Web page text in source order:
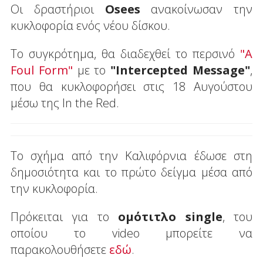
Οι δραστήριοιOsees ανακοίνωσαν την
κυκλοφορία ενός νέου δίσκου.
Το συγκρότημα, θα διαδεχθεί το περσινό "A
Foul Form" με το "Intercepted Message",
που θα κυκλοφορήσει στις 18 Αυγούστου
μέσω της In the Red.
Το σχήμα από την Καλιφόρνια έδωσε στη
δημοσιότητα και το πρώτο δείγμα μέσα από
την κυκλοφορία.
Πρόκειται για το ομότιτλο single, του
οποίου το video μπορείτε να
παρακολουθήσετε εδώ.